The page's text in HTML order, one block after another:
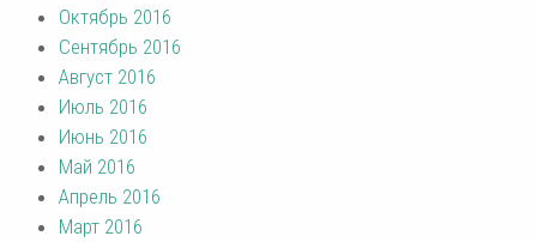
Октябрь 2016
Сентябрь 2016
Август 2016
Июль 2016
Июнь 2016
Май 2016
Апрель 2016
Март 2016